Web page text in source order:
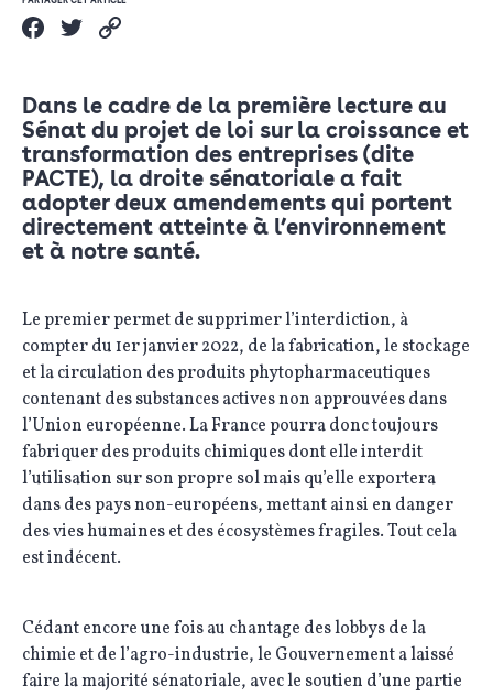
Dans le cadre de la première lecture au
Sénat du projet de loi sur la croissance et
transformation des entreprises (dite
PACTE), la droite sénatoriale a fait
adopter deux amendements qui portent
directement atteinte à l’environnement
et à notre santé.
Le premier permet de supprimer l’interdiction, à
compter du 1er janvier 2022, de la fabrication, le stockage
et la circulation des produits phytopharmaceutiques
contenant des substances actives non approuvées dans
l’Union européenne. La France pourra donc toujours
fabriquer des produits chimiques dont elle interdit
l’utilisation sur son propre sol mais qu’elle exportera
dans des pays non-européens, mettant ainsi en danger
des vies humaines et des écosystèmes fragiles. Tout cela
est indécent.
Cédant encore une fois au chantage des lobbys de la
chimie et de l’agro-industrie, le Gouvernement a laissé
faire la majorité sénatoriale, avec le soutien d’une partie